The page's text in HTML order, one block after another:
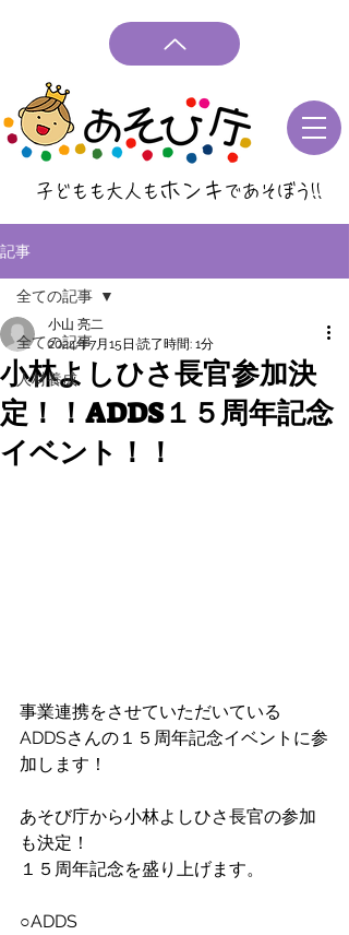
子どもも大人もホンキ であそぼう !!
記事
全ての記事
人材養成
全ての記事
小林よしひさ長官参加決
定！！ADDS１５周年記念
イベント！！
小山 亮二
2024年7月15日 読了時間: 1分
事業連携をさせていただいている
ADDSさんの１５周年記念イベントに参
加します！
あそび庁から小林よしひさ長官の参加
も決定！
１５周年記念を盛り上げます。
○ADDS